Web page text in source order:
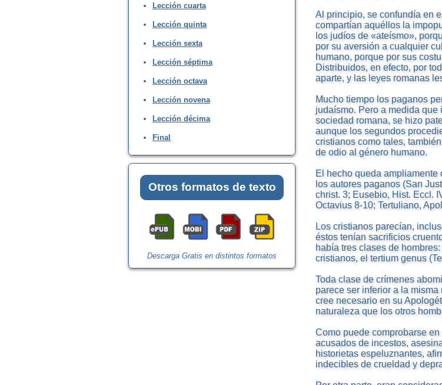
Lección cuarta
Lección quinta
Lección sexta
Lección séptima
Lección octava
Lección novena
Lección décima
Final
Otros formatos de texto
Descarga Gratis en distintos formatos
Al principio, se confundía en
compartían aquéllos la
los judíos de «ateísmo»,
por su aversión a cualquier
humano, porque por sus
Distribuidos, en efecto, por
aparte, y las leyes romanas
Mucho tiempo los paganos
judaísmo. Pero a medida
sociedad romana, se hizo
aunque los segundos
cristianos como tales,
de odio al género humano.
El hecho queda
los autores paganos (San
christ. 3; Eusebio, Hist. Eccl.
Octavius 8-10; Tertuliano,
Los cristianos parecían,
éstos tenían sacrificios
había tres clases de
cristianos, el tertium genus
Toda clase de crímenes
parece ser inferior a la
cree necesario en su
naturaleza que los otros
Como puede comprobarse
acusados de incestos,
historietas espeluznantes,
indecibles de crueldad y